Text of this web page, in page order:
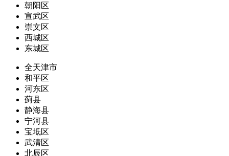
朝阳区
宣武区
崇文区
西城区
东城区
全天津市
和平区
河东区
蓟县
静海县
宁河县
宝坻区
武清区
北辰区